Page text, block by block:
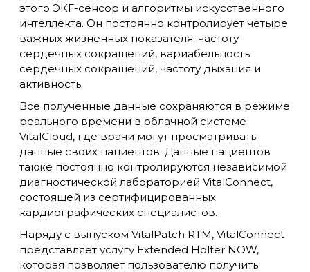
этого ЭКГ-сенсор и алгоритмы искусственного
интеллекта. Он постоянно контролирует четыре
важных жизненных показателя: частоту
сердечных сокращений, вариабельность
сердечных сокращений, частоту дыхания и
активность.
Все полученные данные сохраняются в режиме
реального времени в облачной системе
VitalCloud, где врачи могут просматривать
данные своих пациентов. Данные пациентов
также постоянно контролируются независимой
диагностической лабораторией VitalConnect,
состоящей из сертифицированных
кардиографических специалистов.
Наряду с выпуском VitalPatch RTM, VitalConnect
представляет услугу Extended Holter NOW,
которая позволяет пользователю получить